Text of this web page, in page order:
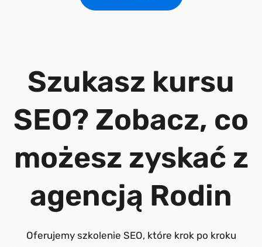
Szukasz kursu
SEO? Zobacz, co
możesz zyskać z
agencją Rodin
Oferujemy szkolenie SEO, które krok po kroku